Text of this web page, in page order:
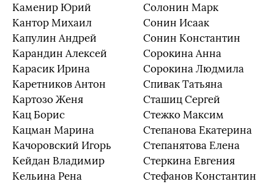
Каменир Юрий
Кантор Михаил
Капулин Андрей
Карандин Алексей
Карасик Ирина
Каретников Антон
Картозо Женя
Кац Борис
Кацман Марина
Качоровский Игорь
Кейдан Владимир
Кельина Рена
Солонин Марк
Сонин Исаак
Сонин Константин
Сорокина Анна
Сорокина Людмила
Спивак Татьяна
Сташиц Сергей
Стежко Максим
Степанова Екатерина
Степанятова Елена
Стеркина Евгения
Стефанов Константин